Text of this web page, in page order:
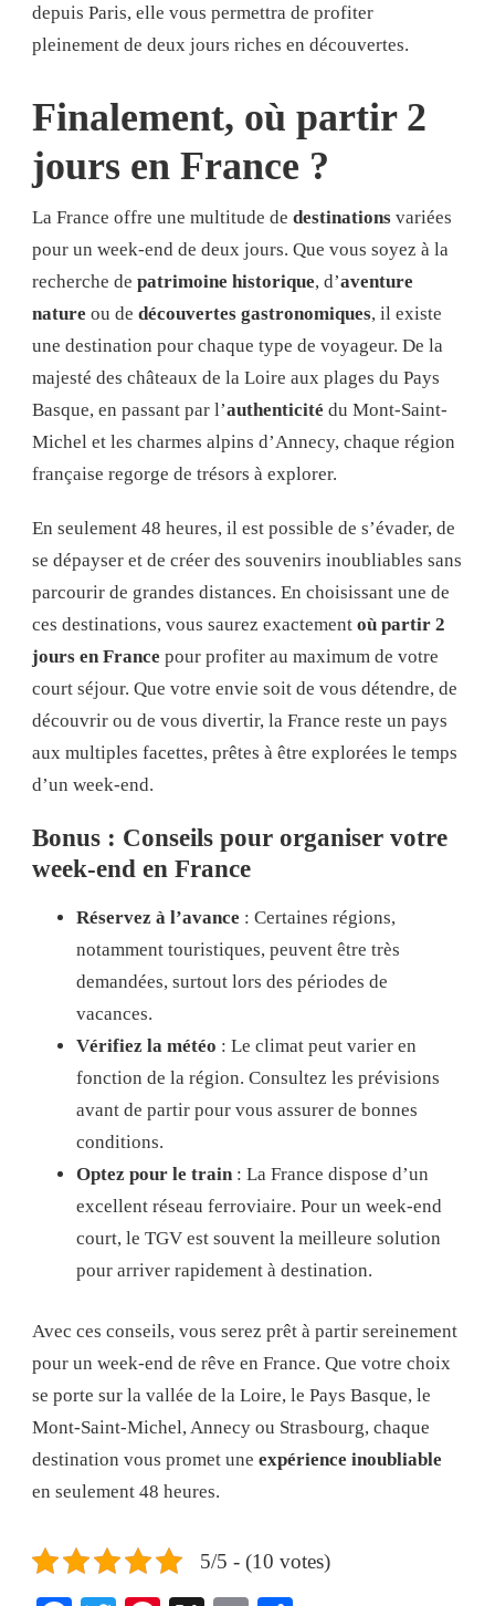
depuis Paris, elle vous permettra de profiter
pleinement de deux jours riches en découvertes.
Finalement, où partir 2
jours en France ?
La France offre une multitude de destinations variées
pour un week-end de deux jours. Que vous soyez à la
recherche de patrimoine historique, d’aventure
nature ou de découvertes gastronomiques, il existe
une destination pour chaque type de voyageur. De la
majesté des châteaux de la Loire aux plages du Pays
Basque, en passant par l’authenticité du Mont-Saint-
Michel et les charmes alpins d’Annecy, chaque région
française regorge de trésors à explorer.
En seulement 48 heures, il est possible de s’évader, de
se dépayser et de créer des souvenirs inoubliables sans
parcourir de grandes distances. En choisissant une de
ces destinations, vous saurez exactement où partir 2
jours en France pour profiter au maximum de votre
court séjour. Que votre envie soit de vous détendre, de
découvrir ou de vous divertir, la France reste un pays
aux multiples facettes, prêtes à être explorées le temps
d’un week-end.
Bonus : Conseils pour organiser votre
week-end en France
Réservez à l’avance : Certaines régions,
notamment touristiques, peuvent être très
demandées, surtout lors des périodes de
vacances.
Vérifiez la météo : Le climat peut varier en
fonction de la région. Consultez les prévisions
avant de partir pour vous assurer de bonnes
conditions.
Optez pour le train: La France dispose d’un
excellent réseau ferroviaire. Pour un week-end
court, le TGV est souvent la meilleure solution
pour arriver rapidement à destination.
Avec ces conseils, vous serez prêt à partir sereinement
pour un week-end de rêve en France. Que votre choix
se porte sur la vallée de la Loire, le Pays Basque, le
Mont-Saint-Michel, Annecy ou Strasbourg, chaque
destination vous promet une expérience inoubliable
en seulement 48 heures.
5/5 - (10 votes)